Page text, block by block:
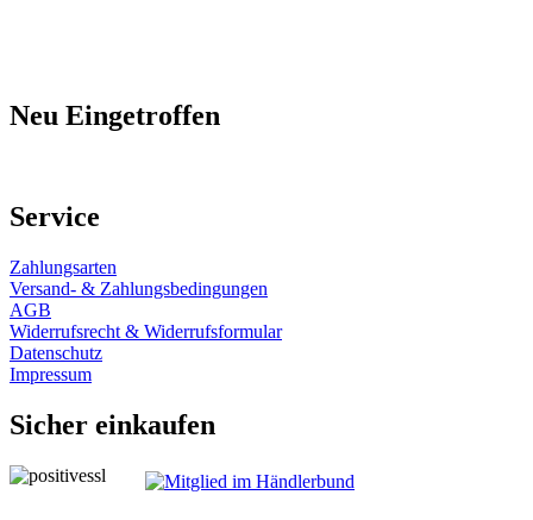
Neu Eingetroffen
Service
Zahlungsarten
Versand- & Zahlungsbedingungen
AGB
Widerrufsrecht & Widerrufsformular
Datenschutz
Impressum
Sicher einkaufen